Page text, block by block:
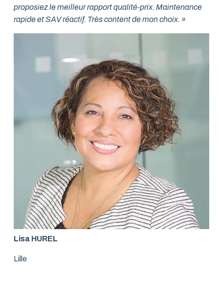
proposiez le meilleur rapport qualité-prix. Maintenance
rapide et SAV réactif. Très content de mon choix. »
Lisa HUREL
Lille